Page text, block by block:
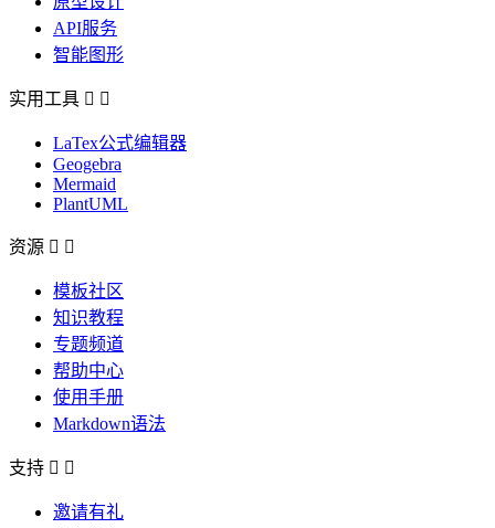
API服务
智能图形
实用工具  
LaTex公式编辑器
Geogebra
Mermaid
PlantUML
资源  
模板社区
知识教程
专题频道
帮助中心
使用手册
Markdown语法
支持  
邀请有礼